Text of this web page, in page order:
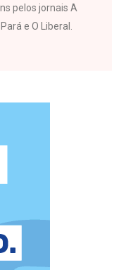
pelos jornais A
e O Liberal.